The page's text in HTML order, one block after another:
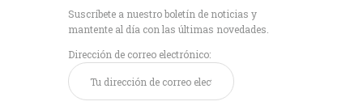
Suscríbete a nuestro boletín de noticias y
mantente al día con las últimas novedades.
Dirección de correo electrónico: